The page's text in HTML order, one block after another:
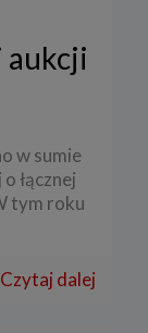
aukcji
w sumie
łącznej
tym roku
Czytaj dalej